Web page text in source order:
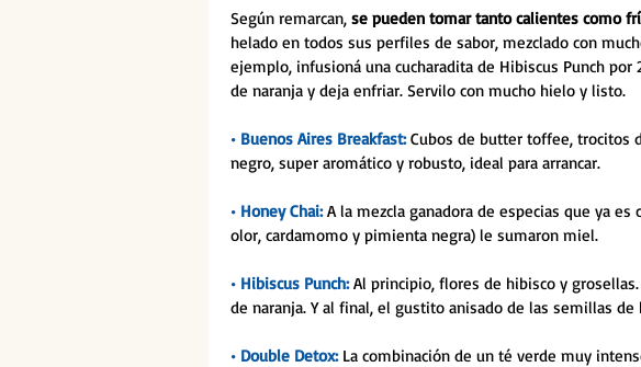
Según remarcan, se pueden tomar tanto calientes como
helado en todos sus perfiles de sabor, mezclado con
ejemplo, infusioná una cucharadita de Hibiscus Punch por
de naranja y deja enfriar. Servilo con mucho hielo y listo.
• Buenos Aires Breakfast: Cubos de butter toffee, trocitos
negro, super aromático y robusto, ideal para arrancar.
• Honey Chai: A la mezcla ganadora de especias que ya es
olor, cardamomo y pimienta negra) le sumaron miel.
• Hibiscus Punch: Al principio, flores de hibisco y
de naranja. Y al final, el gustito anisado de las semillas de
• Double Detox: La combinación de un té verde muy